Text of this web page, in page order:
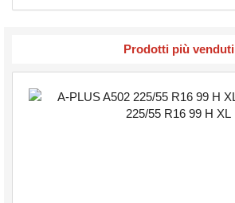
Prodotti più venduti